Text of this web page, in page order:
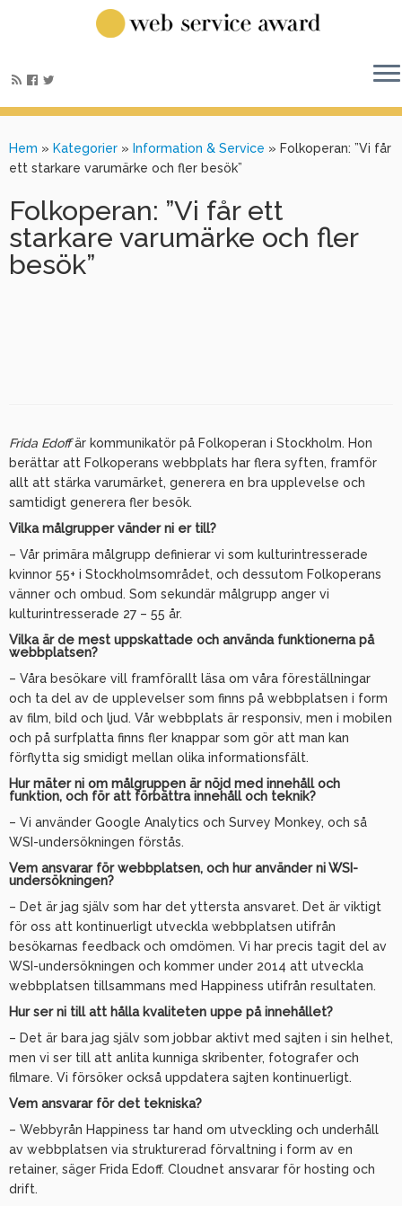
Hem » Kategorier » Information & Service » Folkoperan: ”Vi får
ett starkare varumärke och fler besök”
Folkoperan: ”Vi får ett
starkare varumärke och fler
besök”
Frida Edoffär kommunikatör på Folkoperan i Stockholm. Hon
berättar att Folkoperans webbplats har flera syften, framför
allt att stärka varumärket, generera en bra upplevelse och
samtidigt generera fler besök.
Vilka målgrupper vänder ni er till?
– Vår primära målgrupp definierar vi som kulturintresserade
kvinnor 55+ i Stockholmsområdet, och dessutom Folkoperans
vänner och ombud. Som sekundär målgrupp anger vi
kulturintresserade 27 – 55 år.
Vilka är de mest uppskattade och använda funktionerna på
webbplatsen?
– Våra besökare vill framförallt läsa om våra föreställningar
och ta del av de upplevelser som finns på webbplatsen i form
av film, bild och ljud. Vår webbplats är responsiv, men i mobilen
och på surfplatta finns fler knappar som gör att man kan
förflytta sig smidigt mellan olika informationsfält.
Hur mäter ni om målgruppen är nöjd med innehåll och
funktion, och för att förbättra innehåll och teknik?
– Vi använder Google Analytics och Survey Monkey, och så
WSI-undersökningen förstås.
Vem ansvarar för webbplatsen, och hur använder ni WSI-
undersökningen?
– Det är jag själv som har det yttersta ansvaret. Det är viktigt
för oss att kontinuerligt utveckla webbplatsen utifrån
besökarnas feedback och omdömen. Vi har precis tagit del av
WSI-undersökningen och kommer under 2014 att utveckla
webbplatsen tillsammans med Happiness utifrån resultaten.
Hur ser ni till att hålla kvaliteten uppe på innehållet?
– Det är bara jag själv som jobbar aktivt med sajten i sin helhet,
men vi ser till att anlita kunniga skribenter, fotografer och
filmare. Vi försöker också uppdatera sajten kontinuerligt.
Vem ansvarar för det tekniska?
– Webbyrån Happiness tar hand om utveckling och underhåll
av webbplatsen via strukturerad förvaltning i form av en
retainer, säger Frida Edoff. Cloudnet ansvarar för hosting och
drift.